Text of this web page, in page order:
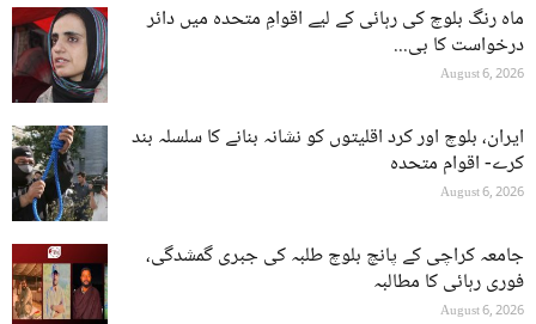
ماہ رنگ بلوچ کی رہائی کے لیے اقوامِ متحدہ میں دائر
درخواست کا بی...
August 6, 2026
ایران، بلوچ اور کرد اقلیتوں کو نشانہ بنانے کا سلسلہ بند
کرے- اقوام متحدہ
August 6, 2026
جامعہ کراچی کے پانچ بلوچ طلبہ کی جبری گمشدگی،
فوری رہائی کا مطالبہ
August 6, 2026